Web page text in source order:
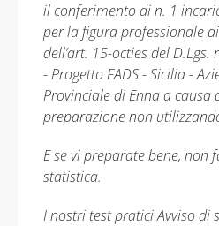
il conferimento di n. 1
per la figura professionale
dell’art. 15-octies del
- Progetto FADS - Sicilia -
Provinciale di Enna a causa
preparazione non
E se vi preparate bene, non
statistica.
I nostri test pratici Avviso di